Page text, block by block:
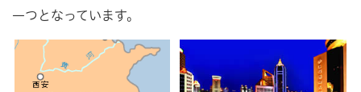
一つとなっています。